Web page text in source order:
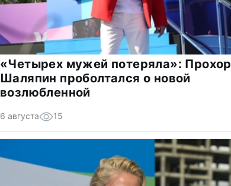
«Четырех мужей потеряла»: Прохор
Шаляпин проболтался о новой
возлюбленной
6 августа 15